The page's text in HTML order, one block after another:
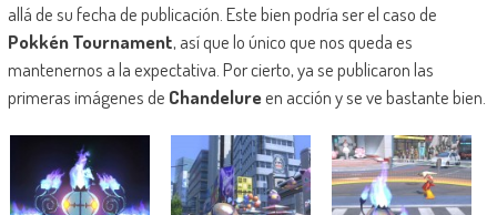
allá de su fecha de publicación. Este bien podría ser el caso de
Pokkén Tournament, así que lo único que nos queda es
mantenernos a la expectativa. Por cierto, ya se publicaron las
primeras imágenes de Chandelureen acción y se ve bastante bien.